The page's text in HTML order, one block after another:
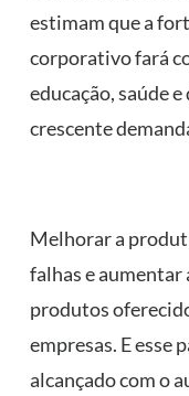
estimam que a
corporativo fará
educação, saúde
crescente
Melhorar a
falhas e aumentar
produtos
empresas. E esse
alcançado com o